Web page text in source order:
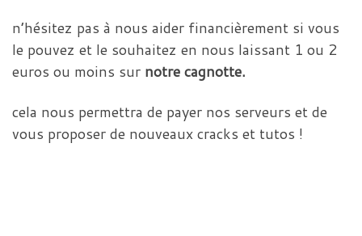
n’hésitez pas à nous aider financièrement si vous
le pouvez et le souhaitez en nous laissant 1 ou 2
euros ou moins sur notre cagnotte.
cela nous permettra de payer nos serveurs et de
vous proposer de nouveaux cracks et tutos !